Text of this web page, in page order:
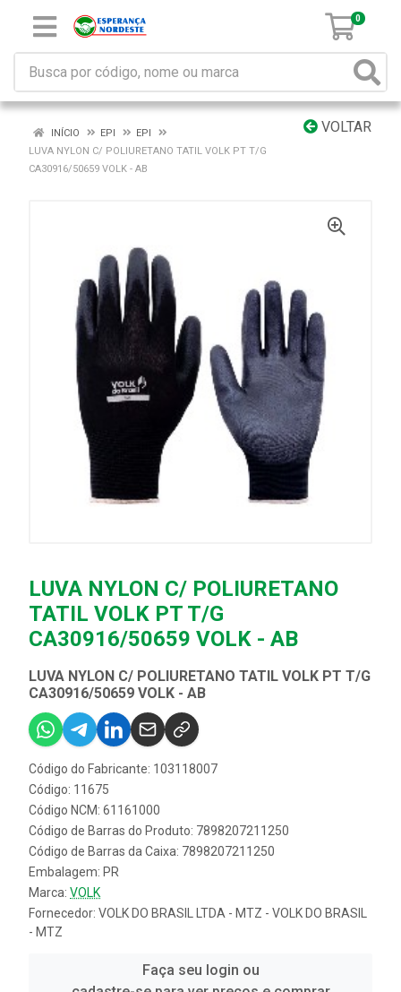
0
VOLTAR
INÍCIO EPI
EPI
LUVA NYLON C/ POLIURETANO TATIL VOLK PT T/G
CA30916/50659 VOLK - AB
LUVA NYLON C/ POLIURETANO
TATIL VOLK PT T/G
CA30916/50659 VOLK - AB
LUVA NYLON C/ POLIURETANO TATIL VOLK PT T/G
CA30916/50659 VOLK - AB
Código do Fabricante: 103118007
Código: 11675
Código NCM: 61161000
Código de Barras do Produto: 7898207211250
Código de Barras da Caixa: 7898207211250
Embalagem: PR
Marca: VOLK
Fornecedor: VOLK DO BRASIL LTDA - MTZ - VOLK DO BRASIL
- MTZ
Faça seu login ou